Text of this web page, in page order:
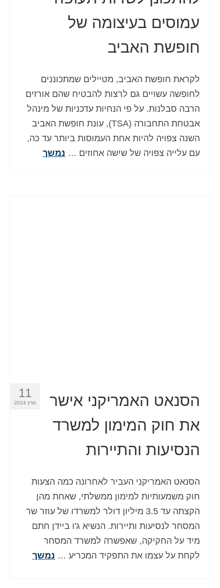
עמוסים בעיצומה של
חופשת האביב
לקראת חופשת האביב, מטיילים שמתכוננים
לחופשה עשויים גם לרצות להבטיח שהם אורזים
הרבה סבלנות. על פי הנחיות עדכניות של מינהל
אבטחת התחבורה (TSA), עונת חופשת האביב
השנה צפויה להיות אחת העמוסות ביותר עד כה,
עם עלייה צפויה של שישה אחוזים … נמשך
11
מרץ 2024
הסנאט האמריקני אישר
את חוק המימון למשרד
הנסיעות והתיירות
הסנאט האמריקני העביר לאחרונה כמה הצעות
חוק משמעותיות למימון ממשלתי, שאחת מהן
הקצתה עד 3.5 מיליון דולר למשרדו של עוזר שר
המסחר לנסיעות ותיירות. הנשיא ג'ו ביידן חתם
מיד על החקיקה, שאפשרה למשרד המסחר
לקחת על עצמו את התפקיד המכריע … נמשך